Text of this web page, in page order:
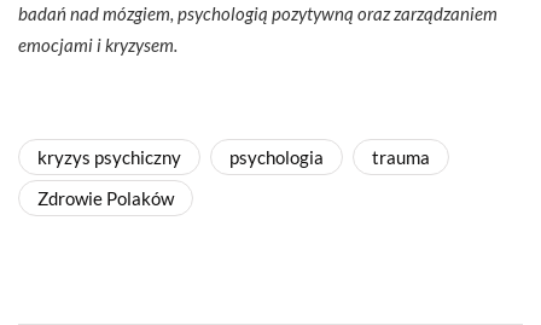
badań nad mózgiem, psychologią pozytywną oraz zarządzaniem
emocjami i kryzysem.
kryzys psychiczny psychologia
trauma
Zdrowie Polaków